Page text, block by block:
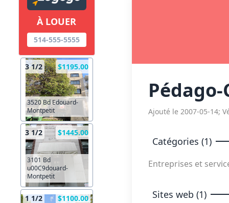
À LOUER
514-555-5555
3 1/2 $1195.00
3520 Bd Edouard-
Montpetit
3 1/2 $1445.00
3101 Bd
u00C9douard-
Montpetit
1 1/2 $1100.00
Ajouté le 2007-05-14;
Catégories (1)
Entreprises et
Sites web (1)